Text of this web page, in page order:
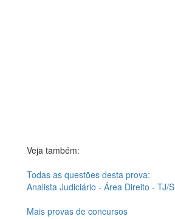
Veja também:
Todas as questões desta prova:
Analista Judiciário - Área Direito - TJ/
Mais provas de concursos